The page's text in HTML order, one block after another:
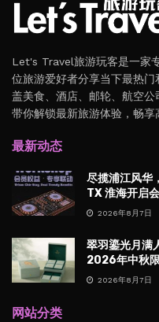
Let's Travel旅游玩客是一家
位旅游爱好者分享当下最热
盖美食、酒店、邮轮、航空公
带你解锁最新旅游体验，畅享
最新动态
尽揽浦江风华
TX 淮海开启
2026年8月7日
翠羽鎏光月满
2026年中秋
2026年8月7日
网站分类